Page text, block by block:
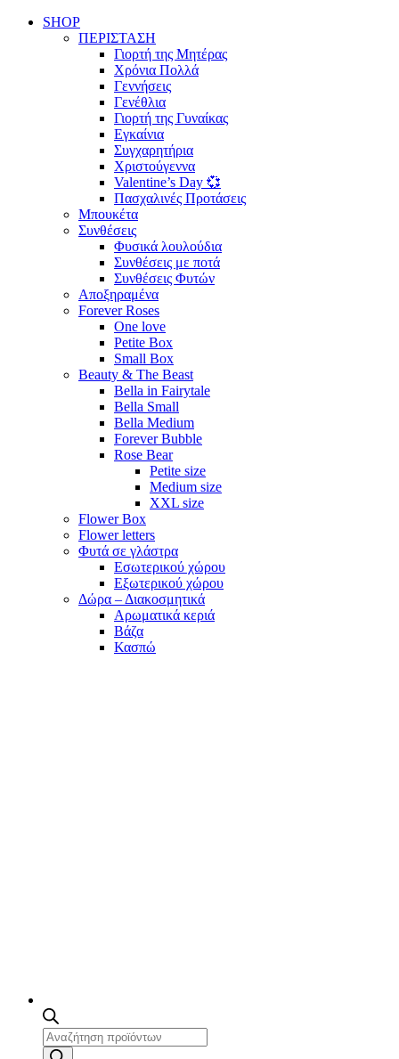
SHOP
ΠΕΡΙΣΤΑΣΗ
Γιορτή της Μητέρας
Χρόνια Πολλά
Γεννήσεις
Γενέθλια
Γιορτή της Γυναίκας
Εγκαίνια
Συγχαρητήρια
Χριστούγεννα
Valentine’s Day 💞
Πασχαλινές Προτάσεις
Μπουκέτα
Συνθέσεις
Φυσικά λουλούδια
Συνθέσεις με ποτά
Συνθέσεις Φυτών
Αποξηραμένα
Forever Roses
One love
Petite Box
Small Box
Beauty & The Beast
Bella in Fairytale
Bella Small
Bella Medium
Forever Bubble
Rose Bear
Petite size
Medium size
XXL size
Flower Box
Flower letters
Φυτά σε γλάστρα
Εσωτερικού χώρου
Εξωτερικού χώρου
Δώρα – Διακοσμητικά
Αρωματικά κεριά
Βάζα
Κασπώ
Products
search